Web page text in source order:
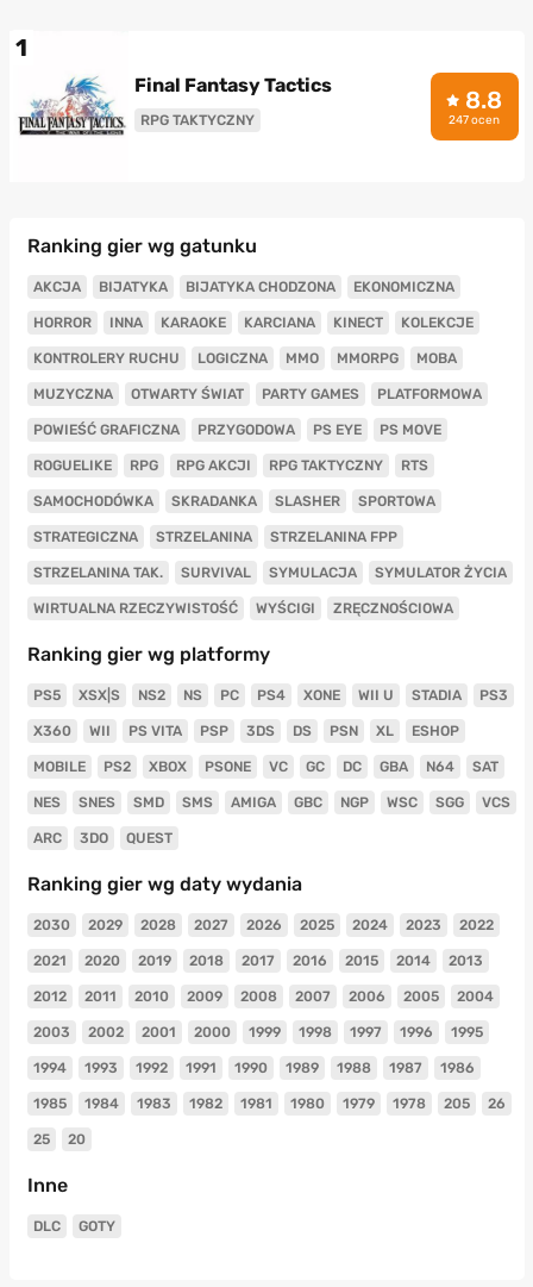
1
Final Fantasy Tactics
RPG TAKTYCZNY
8.8
247 ocen
Ranking gier wg gatunku
AKCJA BIJATYKA BIJATYKA CHODZONA EKONOMICZNA
HORROR INNA KARAOKE KARCIANA KINECT KOLEKCJE
KONTROLERY RUCHU LOGICZNA MMO MMORPG MOBA
MUZYCZNA OTWARTY ŚWIAT PARTY GAMES PLATFORMOWA
POWIEŚĆ GRAFICZNA PRZYGODOWA PS EYE PS MOVE
ROGUELIKE RPG RPG AKCJI RPG TAKTYCZNY RTS
SAMOCHODÓWKA SKRADANKA SLASHER SPORTOWA
STRATEGICZNA STRZELANINA STRZELANINA FPP
STRZELANINA TAK. SURVIVAL SYMULACJA SYMULATOR ŻYCIA
WIRTUALNA RZECZYWISTOŚĆ WYŚCIGI ZRĘCZNOŚCIOWA
Ranking gier wg platformy
PS5 XSX|S NS2 NS PC PS4 XONE WII U STADIA PS3
X360 WII PS VITA PSP 3DS DS PSN XL ESHOP
MOBILE PS2 XBOX PSONE VC GC DC GBA N64 SAT
NES SNES SMD SMS AMIGA GBC NGP WSC SGG VCS
ARC 3DO QUEST
Ranking gier wg daty wydania
2030 2029 2028 2027 2026 2025 2024 2023 2022
2021 2020 2019 2018 2017 2016 2015 2014 2013
2012 2011 2010 2009 2008 2007 2006 2005 2004
2003 2002 2001 2000 1999 1998 1997 1996 1995
1994 1993 1992 1991 1990 1989 1988 1987 1986
1985 1984 1983 1982 1981 1980 1979 1978 205 26
25 20
Inne
DLC GOTY